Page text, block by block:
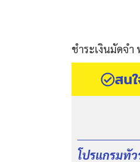
ชำระเงินมัดจ
สน
โปรแกรมทัว